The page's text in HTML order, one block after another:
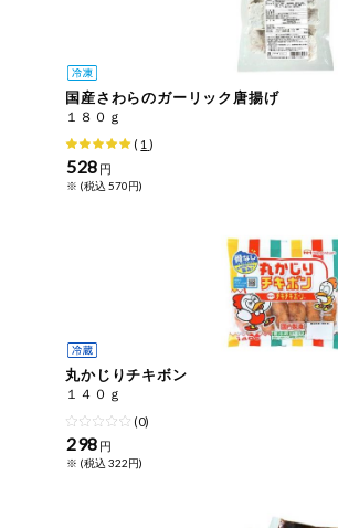
生協独自
自動注文システム登録
自動注文システム登録を修正する
くらしの定番品（毎週企画）
専門ショップサイト
おやつ
飲料
ティッシュ・
トイレットペ
ーパー
あわび
さば ゼラチン
アレルゲン情報は、商品企画時の情
特定原材料に準ずるものは、お取引
国産さわらのガーリック唐揚げ
１８０ｇ
( 1 )
528 円
※ (税込 570円)
丸かじりチキボン
１４０ｇ
(0)
298 円
※ (税込 322円)